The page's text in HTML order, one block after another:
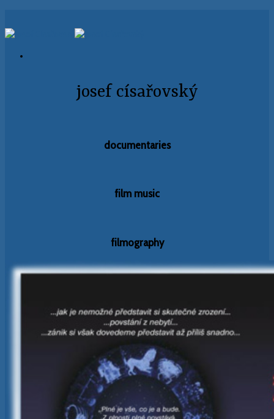
to
content
josef císařovský
documentaries
film music
filmography